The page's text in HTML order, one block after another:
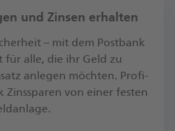
und Zinsen erhalten
– mit dem Postbank
für alle, die ihr Geld zu
an­legen möch­ten. Profi­
Zins­sparen von einer festen